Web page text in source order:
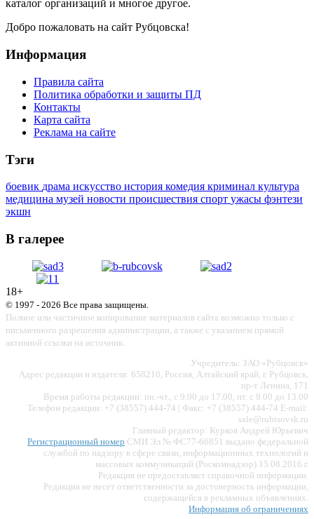
каталог организаций и многое другое.
Добро пожаловать на сайт Рубцовска!
Информация
Правила сайта
Политика обработки и защиты ПД
Контакты
Карта сайта
Реклама на сайте
Тэги
боевик драма искусство история комедия криминал культура
медицина музей новости происшествия спорт ужасы фэнтези
экшн
В галерее
18+
© 1997 - 2026 Все права защищены.
Полное или частичное копирование материалов сайта возможно только с
письменного разрешения администрации, а также с указанием прямой
активной ссылки на источник.
Учредитель: ЗАО «Рубцовск»
Адрес редакции и издателя: 658210, Россия, Алтайский край, г. Рубцовск,
пр-т Ленина, 171
Время работы редакции: пн.-чт., с 9.00 до 17.00, пт. с 9.00 до 13.00
Телефон редакции: +7 (38557) 444-74 | Факс: +7 (38557) 444-74 E-mail:
sale@rubtsovsk.ru
Главный редактор: Курков Андрей Юрьевич
Регистрационный номер СМИ Эл № ФС77-66851 выдано федеральной
службой по надзору в сфере связи, информационных технологий и
массовых коммуникаций (Роскомнадзор) 15.08.2016 г.
Редакция не предоставляет справочной информации.
Редакция не несет ответственности за достоверность информации,
содержащейся в рекламных объявлениях.
Информация об ограничениях